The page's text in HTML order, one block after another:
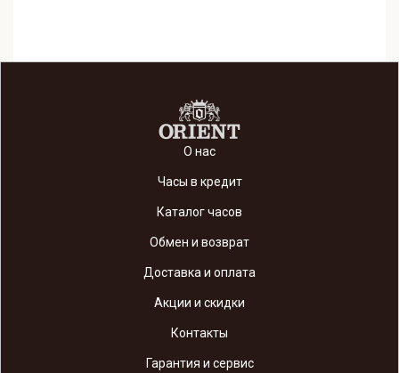
О нас
Часы в кредит
Каталог часов
Обмен и возврат
Доставка и оплата
Акции и скидки
Контакты
Гарантия и сервис